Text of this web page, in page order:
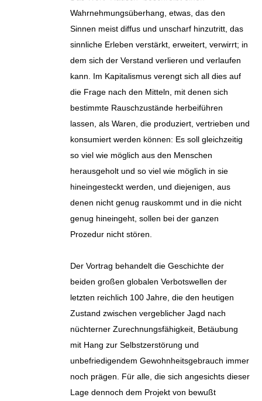
Wahrnehmungsüberhang, etwas, das den
Sinnen meist diffus und unscharf hinzutritt, das
sinnliche Erleben verstärkt, erweitert, verwirrt; in
dem sich der Verstand verlieren und verlaufen
kann. Im Kapitalismus verengt sich all dies auf
die Frage nach den Mitteln, mit denen sich
bestimmte Rauschzustände herbeiführen
lassen, als Waren, die produziert, vertrieben und
konsumiert werden können: Es soll gleichzeitig
so viel wie möglich aus den Menschen
herausgeholt und so viel wie möglich in sie
hineingesteckt werden, und diejenigen, aus
denen nicht genug rauskommt und in die nicht
genug hineingeht, sollen bei der ganzen
Prozedur nicht stören.
Der Vortrag behandelt die Geschichte der
beiden großen globalen Verbotswellen der
letzten reichlich 100 Jahre, die den heutigen
Zustand zwischen vergeblicher Jagd nach
nüchterner Zurechnungsfähigkeit, Betäubung
mit Hang zur Selbstzerstörung und
unbefriedigendem Gewohnheitsgebrauch immer
noch prägen. Für alle, die sich angesichts dieser
Lage dennoch dem Projekt von bewußt